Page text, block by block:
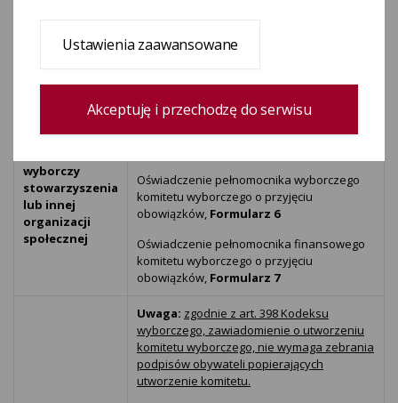
wyborczy
stowarzyszenia
lub innej
organizacji
społecznej
Zawiadomienie o utworzeniu komitetu
wyborczego stowarzyszania lub innej
Oświadczenie pełnomocnika wyborczego
komitetu wyborczego o przyjęciu
obowiązków, Formularz 6
Oświadczenie pełnomocnika finansowego
komitetu wyborczego o przyjęciu
obowiązków, Formularz 7
Uwaga: zgodnie z art. 398 Kodeksu
wyborczego, zawiadomienie o utworzeniu
komitetu wyborczego, nie wymaga zebrania
podpisów obywateli popierających
utworzenie komitetu.
Ustawienia zaawansowane
Akceptuję i przechodzę do serwisu